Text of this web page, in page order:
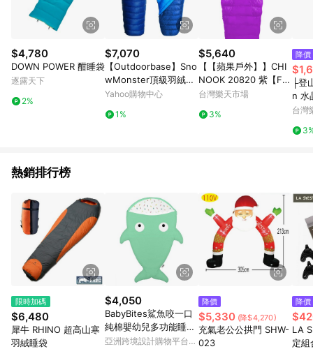
平台，商品資料更新會有時間差，如顯示之商品規格、顏色、價
位、贈品與台灣樂天市場銷售網頁不符，以銷售網頁標示為準。
(6) 導購訂單已逾 365 天，根據台灣樂天回饋規定，逾期訂單將
不符合回饋資格。 (7) 若上述或其他原因，致使消費者無接收到
點數回饋或點數回饋有爭議，台灣樂天市場保有更改條款與法律
追訴之權利，活動詳情以樂天市場網站公告為準。
$4,780
DOWN POWER 酣睡袋
逐露天下
2%
$7,070
【Outdoorbase】Sno
wMonster頂級羽絨保
暖睡袋 800g
Yahoo購物中心
1%
$5,640
【【蘋果戶外】】CHI
NOOK 20820 紫【FP
800/360g/右開】ULT
睡袋 S360 露營登山
台灣樂天市場
3%
降價
├登
n 水
CM-
台灣
熱銷排行榜
限時加碼
$6,480
犀牛 RHINO 超高山寒
羽絨睡袋
$4,050
BabyBites鯊魚咬一口
純棉嬰幼兒多功能睡
袋-青草綠
亞洲跨境設計購物平台
降價
$5,330 (降$4,270)
充氣老公公拱門 SHW-
023
降價
LA
定